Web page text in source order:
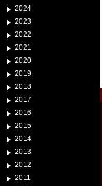
2024
2023
2022
2021
2020
2019
2018
2017
2016
2015
2014
2013
2012
2011